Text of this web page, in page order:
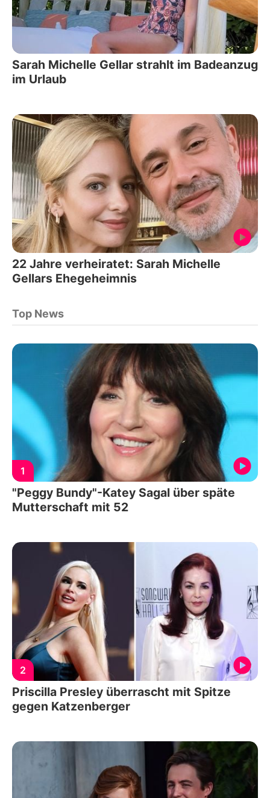
Sarah Michelle Gellar strahlt im Badeanzug
im Urlaub
22 Jahre verheiratet: Sarah Michelle
Gellars Ehegeheimnis
Top News
1
"Peggy Bundy"-Katey Sagal über späte
Mutterschaft mit 52
2
Priscilla Presley überrascht mit Spitze
gegen Katzenberger